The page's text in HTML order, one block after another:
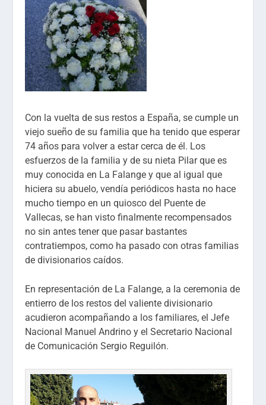
Con la vuelta de sus restos a España, se cumple un
viejo sueño de su familia que ha tenido que esperar
74 años para volver a estar cerca de él. Los
esfuerzos de la familia y de su nieta Pilar que es
muy conocida en La Falange y que al igual que
hiciera su abuelo, vendía periódicos hasta no hace
mucho tiempo en un quiosco del Puente de
Vallecas, se han visto finalmente recompensados
no sin antes tener que pasar bastantes
contratiempos, como ha pasado con otras familias
de divisionarios caídos.
En representación de La Falange, a la ceremonia de
entierro de los restos del valiente divisionario
acudieron acompañando a los familiares, el Jefe
Nacional Manuel Andrino y el Secretario Nacional
de Comunicación Sergio Reguilón.